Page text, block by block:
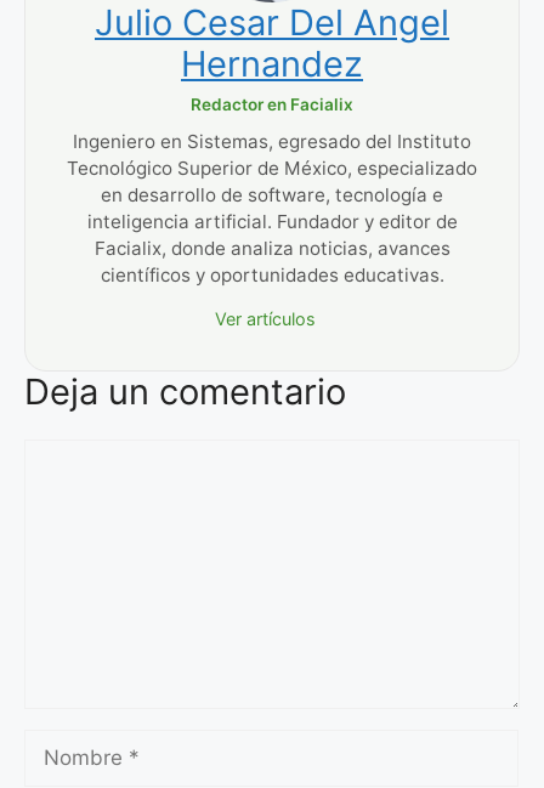
Julio Cesar Del Angel
Hernandez
Redactor en Facialix
Ingeniero en Sistemas, egresado del Instituto
Tecnológico Superior de México, especializado
en desarrollo de software, tecnología e
inteligencia artificial. Fundador y editor de
Facialix, donde analiza noticias, avances
científicos y oportunidades educativas.
Ver artículos
Deja un comentario
Nombre